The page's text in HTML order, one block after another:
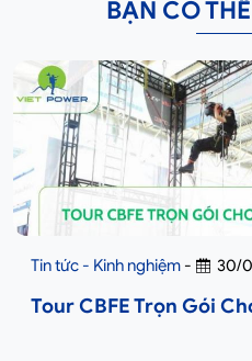
BẠN CÓ THỂ
Tin tức - Kinh nghiệm - 30/
Tour CBFE Trọn Gói